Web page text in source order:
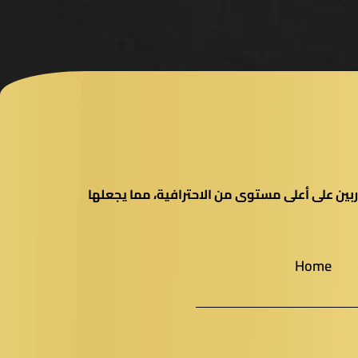
على أعلى مستوى من الاحترافية، مما يجعلها
Home